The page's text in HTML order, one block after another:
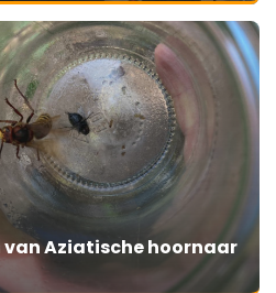
van Aziatische hoornaar